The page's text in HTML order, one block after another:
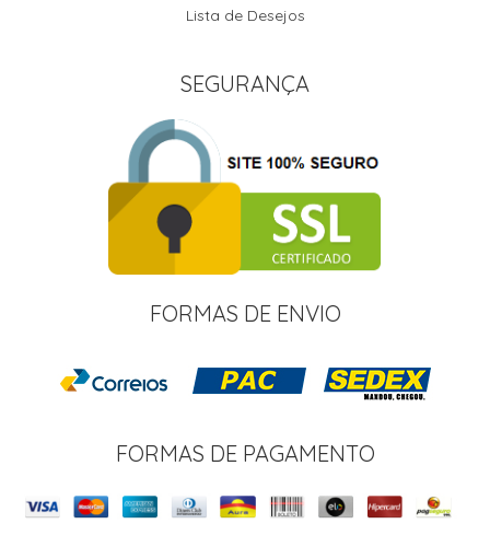
Lista de Desejos
SEGURANÇA
FORMAS DE ENVIO
FORMAS DE PAGAMENTO